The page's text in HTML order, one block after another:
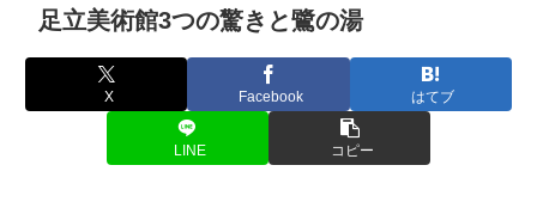
足立美術館3つの驚きと鷺の湯
X Facebook はてブ
LINE コピー